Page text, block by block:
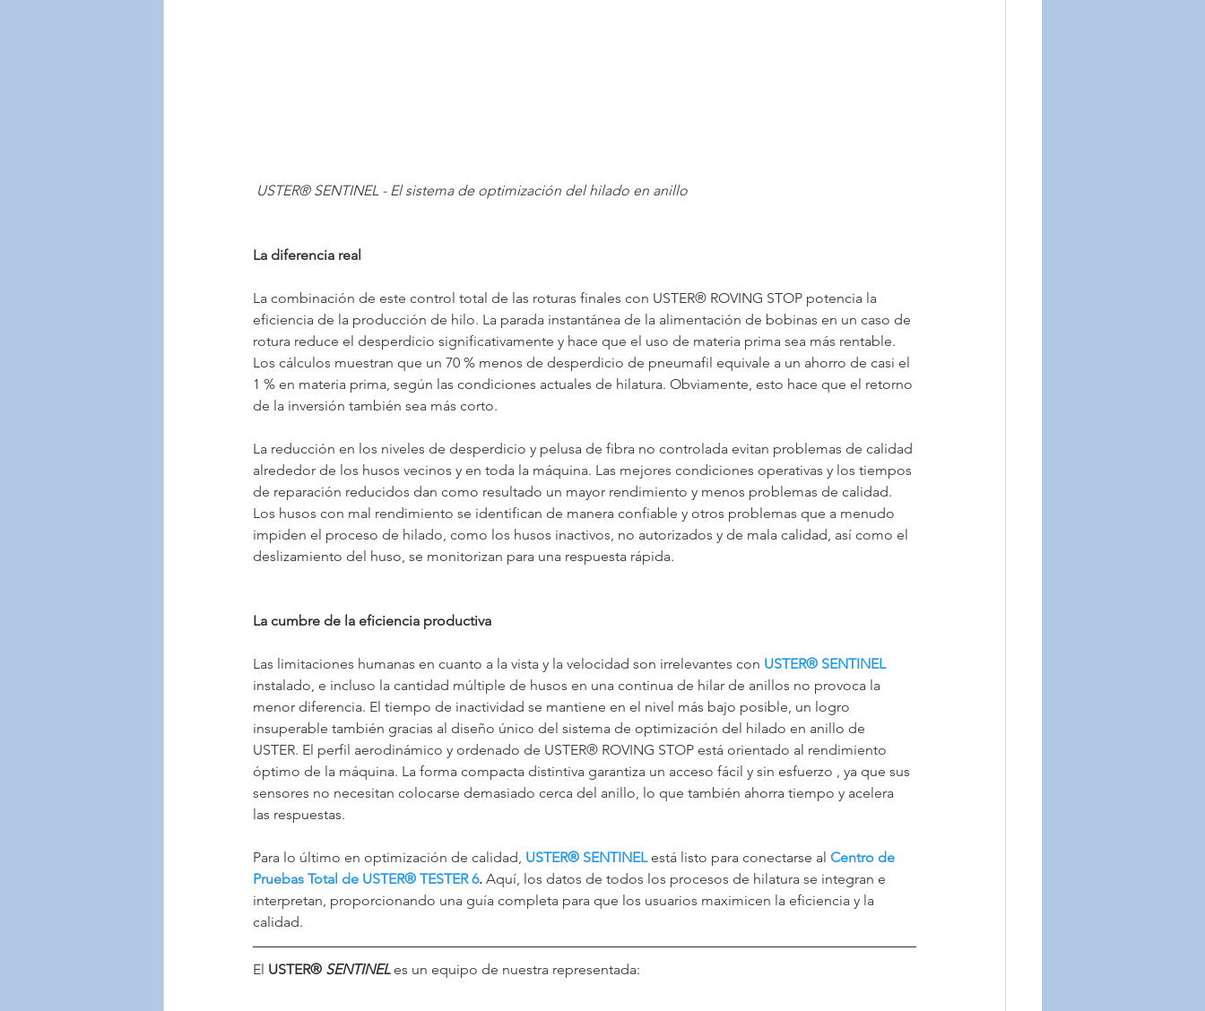
USTER® SENTINEL - El sistema de optimización del hilado en anillo
La diferencia real
La combinación de este control total de las roturas finales con USTER® ROVING STOP potencia la
eficiencia de la producción de hilo. La parada instantánea de la alimentación de bobinas en un caso de
rotura reduce el desperdicio significativamente y hace que el uso de materia prima sea más rentable.
Los cálculos muestran que un 70 % menos de desperdicio de pneumafil equivale a un ahorro de casi el
1 % en materia prima, según las condiciones actuales de hilatura. Obviamente, esto hace que el retorno
de la inversión también sea más corto.
La reducción en los niveles de desperdicio y pelusa de fibra no controlada evitan problemas de calidad
alrededor de los husos vecinos y en toda la máquina. Las mejores condiciones operativas y los tiempos
de reparación reducidos dan como resultado un mayor rendimiento y menos problemas de calidad.
Los husos con mal rendimiento se identifican de manera confiable y otros problemas que a menudo
impiden el proceso de hilado, como los husos inactivos, no autorizados y de mala calidad, así como el
deslizamiento del huso, se monitorizan para una respuesta rápida.
La cumbre de la eficiencia productiva
Las limitaciones humanas en cuanto a la vista y la velocidad son irrelevantes con USTER® SENTINEL
instalado, e incluso la cantidad múltiple de husos en una continua de hilar de anillos no provoca la
menor diferencia. El tiempo de inactividad se mantiene en el nivel más bajo posible, un logro
insuperable también gracias al diseño único del sistema de optimización del hilado en anillo de
USTER. El perfil aerodinámico y ordenado de USTER® ROVING STOP está orientado al rendimiento
óptimo de la máquina. La forma compacta distintiva garantiza un acceso fácil y sin esfuerzo , ya que sus
sensores no necesitan colocarse demasiado cerca del anillo, lo que también ahorra tiempo y acelera
las respuestas.
Para lo último en optimización de calidad, USTER® SENTINEL está listo para conectarse al Centro de
Pruebas Total de USTER® TESTER 6. Aquí, los datos de todos los procesos de hilatura se integran e
interpretan, proporcionando una guía completa para que los usuarios maximicen la eficiencia y la
calidad.
El USTER® SENTINEL es un equipo de nuestra representada: